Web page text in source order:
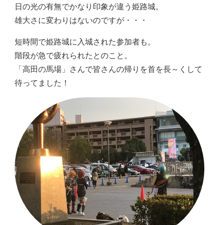
日の光の有無でかなり印象が違う姫路城。
雄大さに変わりはないのですが・・・
短時間で姫路城に入城された参加者も。
階段が急で疲れられたとのこと。
「高田の馬場」さんで皆さんの帰りを首を長～くして
待ってました！